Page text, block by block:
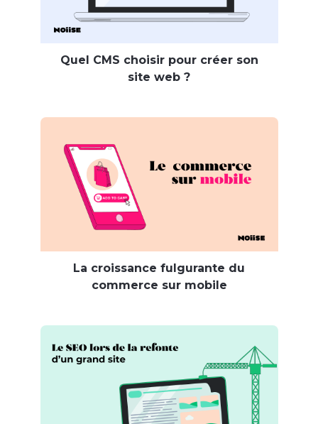
Quel CMS choisir pour créer son
site web ?
La croissance fulgurante du
commerce sur mobile